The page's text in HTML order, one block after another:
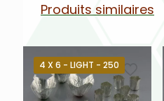
Produits similaires
4 X 6 - LIGHT - 250